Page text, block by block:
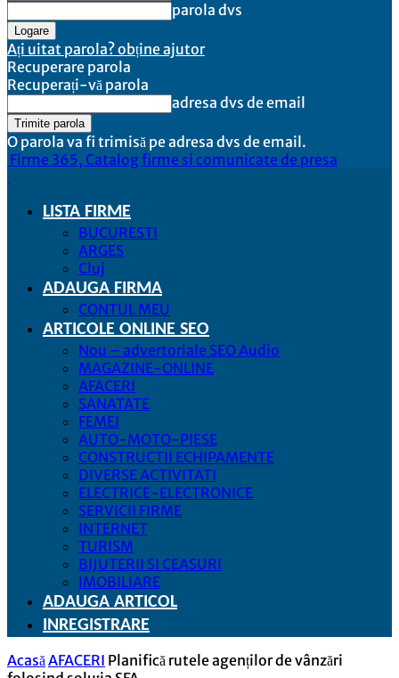
parola dvs
Ați uitat parola? obține ajutor
Recuperare parola
Recuperați-vă parola
adresa dvs de email
O parola va fi trimisă pe adresa dvs de email.
Firme 365, Catalog firme si comunicate de presa
LISTA FIRME
BUCURESTI
ARGES
Cluj
ADAUGA FIRMA
CONTUL MEU
ARTICOLE ONLINE SEO
Nou – advertoriale SEO Audio
MAGAZINE-ONLINE
AFACERI
SANATATE
FEMEI
AUTO-MOTO-PIESE
CONSTRUCTII ECHIPAMENTE
DIVERSE ACTIVITATI
ELECTRICE-ELECTRONICE
SERVICII FIRME
INTERNET
TURISM
BIJUTERII SI CEASURI
IMOBILIARE
ADAUGA ARTICOL
INREGISTRARE
AcasăAFACERI Planifică rutele agenților de vânzări